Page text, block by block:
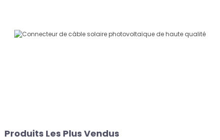
Produits Les Plus Vendus